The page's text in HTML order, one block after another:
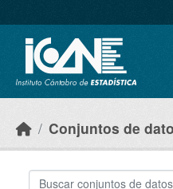
Conjuntos de